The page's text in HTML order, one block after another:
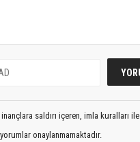
saldırı içeren, imla kuralları ile
onaylanmamaktadır.